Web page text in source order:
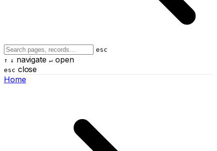
esc
↑ ↓ navigate ↵open
esc close
Home